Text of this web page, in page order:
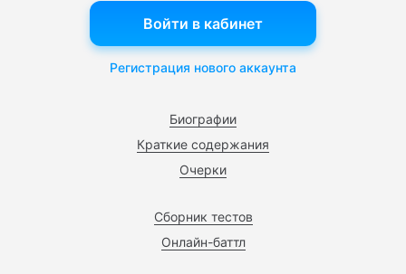
Биографии
Краткие содержания
Очерки
Сборник тестов
Онлайн-баттл
Войти в кабинет
Регистрация нового аккаунта